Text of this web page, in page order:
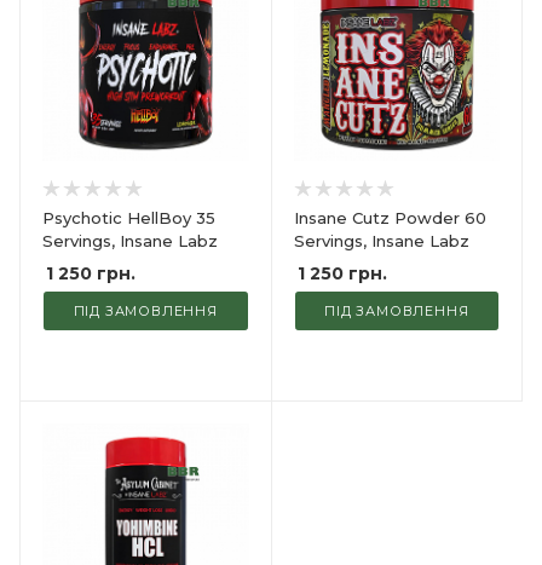
Psychotic HellBoy 35
Servings, Insane Labz
1 250 грн.
ПІД ЗАМОВЛЕННЯ
Insane Cutz Powder 60
Servings, Insane Labz
1 250грн.
ПІД ЗАМОВЛЕННЯ